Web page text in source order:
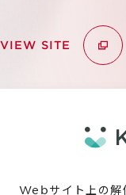
IRカレンダー
VIEW SITE
Webサイト上の解